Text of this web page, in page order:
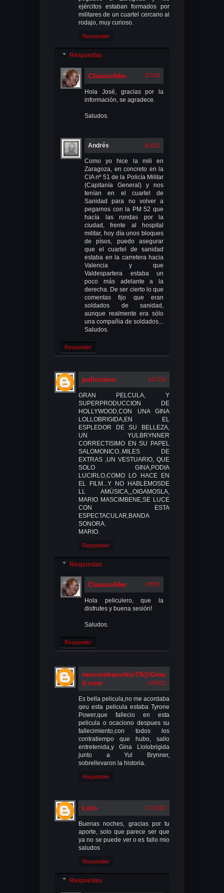
ejércitos estaban formados por
militares de un cuartel cercano al
rodajo, muy curioso.
Responder
Respuestas
Clasicofilm 2/7/19
Hola José, gracias por la
información, se agradece.
Saludos.
Andrés 6/1/22
Como yo hice la mili en
Zaragoza, en concreto en la
CIA nº 51 de la Policía Militar
(Capitanía General) y nos
tenían en el cuartel de
Sanidad para no volver a
pegarnos con la PM 52 que
hacía las rondas por la
ciudad, frente al hospital
militar, hoy día unos bloques
de pìsos, puedo asegurar
que el cuartel de sanidad
estaba en la carretera hacia
Valencia y que
Valdespartera estaba un
poco más adelante a la
derecha. De ser cierto lo que
comentas fijo que eran
soldados de sanidad,
aunque realmente era sólo
una compañia de soldados...
Saludos.
Responder
peliculero 31/7/19
GRAN PELCULA, Y
SUPERPRODUCCION DE
HOLLYWOOD,CON UNA GINA
LOLLOBRIGIDA,EN EL
ESPLEDOR DE SU BELLEZA,
UN YULBRYNNER
CORRECTISIMO EN SU PAPEL
SALOMONICO..MILES DE
EXTRAS ,UN VESTUARIO, QUE
SOLO GINA,PODIA
LUCIRLO,COMO LO HACE EN
EL FILM...Y NO HABLEMOSDE
LL AMÚSICA,,,OIGAMOSLA,
MARIO MASCIMBENE,SE LUCE
CON ESTA
ESPECTACULAR,BANDA
SONORA.
MARIO.
Responder
Respuestas
Clasicofilm 1/8/19
Hola peliculero, que la
disfrutes y buena sesión!
Saludos.
Responder
monicabanchio79@Gma
il.com
19/8/21
Es bella pelicula,no me acordaba
qeu esta pelicula estaba Tyrone
Power,que fallecio en esta
pelicula o ocaciono despues su
fallecimiento,con todos los
contratiempo que hubo, salio
entretenida,y Gina Llolobrigida
junto a Yul Brynner,
sobrellevaron la historia.
Responder
Lolo 17/12/21
Buenas noches, gracias por tu
aporte, solo que parece ser que
ya no se puede ver o es fallo mio
saludos
Responder
Respuestas